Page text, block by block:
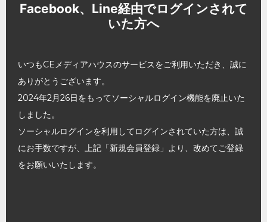
Facebook、Line経由でログインされて
いた方へ
いつもCEメディアハウスのサービスをご利用いただき、誠に
ありがとうございます。
2024年2月26日をもってソーシャルログイン機能を廃止いた
しました。
ソーシャルログインを利用してログインされていた方は、誠
にお手数ですが、上記「新規会員登録」より、改めてご登録
をお願いいたします。